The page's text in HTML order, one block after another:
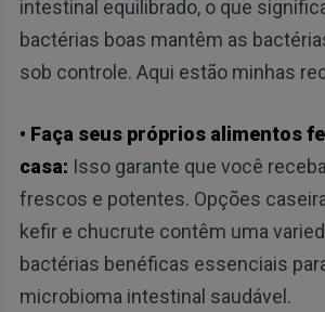
intestinal equilibrado, o que
bactérias boas mantêm as
sob controle. Aqui estão minhas
• Faça seus próprios alimentos
casa: Isso garante que você
frescos e potentes. Opções
kefir e chucrute contêm uma
bactérias benéficas essenciais
microbioma intestinal saudável.